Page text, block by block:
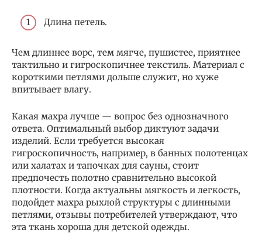
Длина петель.
Чем длиннее ворс, тем мягче, пушистее, приятнее
тактильно и гигроскопичнее текстиль. Материал с
короткими петлями дольше служит, но хуже
впитывает влагу.
Какая махра лучше — вопрос без однозначного
ответа. Оптимальный выбор диктуют задачи
изделий. Если требуется высокая
гигроскопичность, например, в банных полотенцах
или халатах и тапочках для сауны, стоит
предпочесть полотно сравнительно высокой
плотности. Когда актуальны мягкость и легкость,
подойдет махра рыхлой структуры с длинными
петлями, отзывы потребителей утверждают, что
эта ткань хороша для детской одежды.